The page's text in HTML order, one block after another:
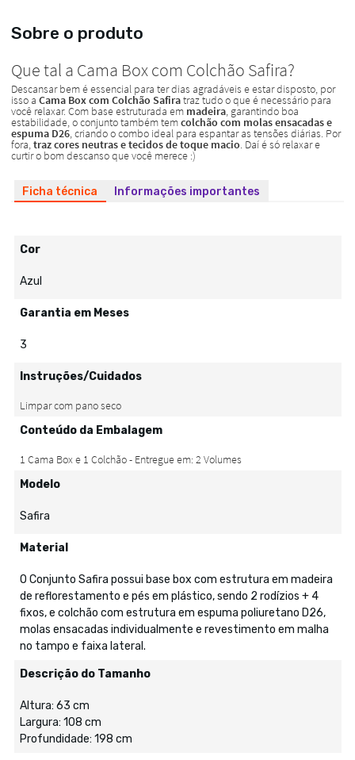
Sobre o produto
Ficha técnica Informações importantes
Cor
Azul
Garantia em Meses
3
Instruções/Cuidados
Conteúdo da Embalagem
Modelo
Safira
Material
O Conjunto Safira possui base box com estrutura em madeira
de reflorestamento e pés em plástico, sendo 2 rodízios + 4
fixos, e colchão com estrutura em espuma poliuretano D26,
molas ensacadas individualmente e revestimento em malha
no tampo e faixa lateral.
Descrição do Tamanho
Altura: 63 cm
Largura: 108 cm
Profundidade: 198 cm